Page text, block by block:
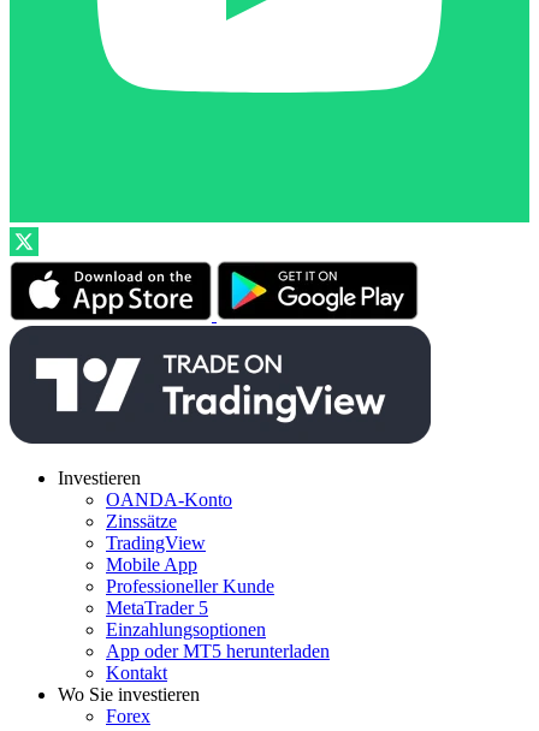
Investieren
OANDA-Konto
Zinssätze
TradingView
Mobile App
Professioneller Kunde
MetaTrader 5
Einzahlungsoptionen
App oder MT5 herunterladen
Kontakt
Wo Sie investieren
Forex